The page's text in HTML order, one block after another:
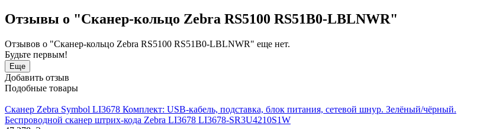
Отзывы о "Сканер-кольцо Zebra RS5100 RS51B0-LBLNWR"
Отзывов о "Сканер-кольцо Zebra RS5100 RS51B0-LBLNWR" еще нет.
Будьте первым!
Еще
Добавить отзыв
Подобные товары
Сканер Zebra Symbol LI3678 Комплект: USB-кабель, подставка, блок питания, сетевой шнур. Зелёный/чёрный.
Беспроводной сканер штрих-кода Zebra LI3678 LI3678-SR3U4210S1W